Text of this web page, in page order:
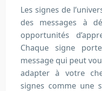
Les signes de
des messages à
opportunités
Chaque signe
message qui peut
adapter à votre
signes comme une